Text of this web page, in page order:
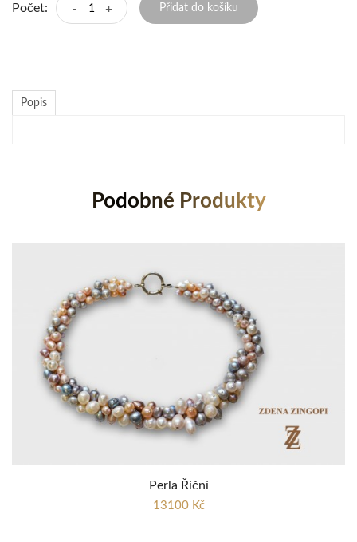
Počet: - + Přidat do košíku
Popis
Podobné Produkty
Perla Říční
13100 Kč